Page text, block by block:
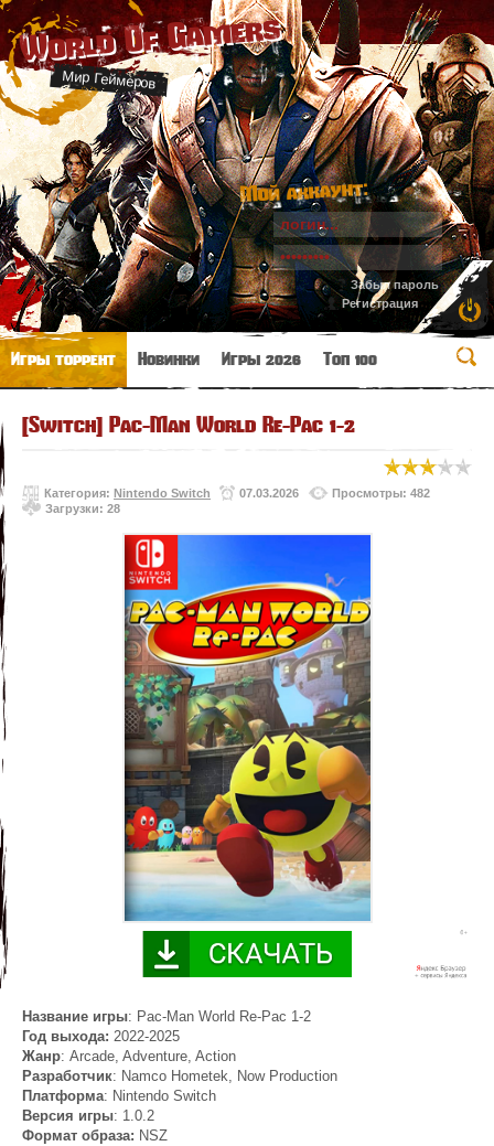
World Of Gamers
Мир Геймеров
Мой аккаунт:
Забыл пароль
Регистрация
Игры торрент Новинки Игры 2026 Топ 100
[Switch] Pac-Man World Re-Pac 1-2
Категория: Nintendo Switch 07.03.2026
Просмотры: 482
Загрузки: 28
Название игры: Pac-Man World Re-Pac 1-2
Год выхода: 2022-2025
Жанр: Arcade, Adventure, Action
Разработчик: Namco Hometek, Now Production
Платформа: Nintendo Switch
Версия игры: 1.0.2
Формат образа: NSZ